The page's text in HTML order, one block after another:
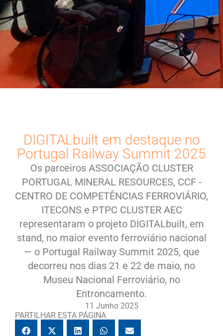
DIGITALbuilt em destaque no
Portugal Railway Summit 2025
Os parceiros ASSOCIAÇÃO CLUSTER
PORTUGAL MINERAL RESOURCES, CCF -
CENTRO DE COMPETÊNCIAS FERROVIÁRIO,
ITECONS e PTPC CLUSTER AEC
representaram o projeto DIGITALbuilt, em
stand, no maior evento ferroviário nacional
— o Portugal Railway Summit 2025, que
decorreu nos dias 21 e 22 de maio, no
Museu Nacional Ferroviário, no
Entroncamento.
11 Junho 2025
PARTILHAR ESTA PÁGINA